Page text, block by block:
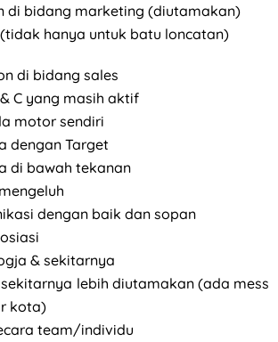
di bidang marketing (diutamakan)
hanya untuk batu loncatan)
di bidang sales
C yang masih aktif
motor sendiri
dengan Target
di bawah tekanan
dengan baik dan sopan
& sekitarnya
lebih diutamakan (ada mess
kota)
team/individu